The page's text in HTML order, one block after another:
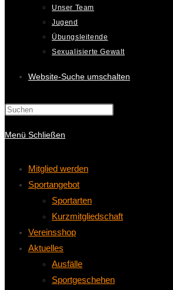
Unser Team
Jugend
Übungsleitende
Sexualisierte Gewalt
Website-Suche umschalten
Menü Schließen
Mitglied werden
Sportangebot
Sportarten
Kurzmitgliedschaft
Vereinsshop
Aktuelles
Ausfälle
Sportgeschehen